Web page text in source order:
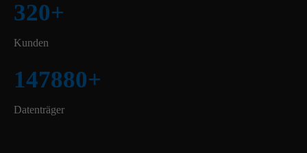
320+
Kunden
147880+
Datenträger